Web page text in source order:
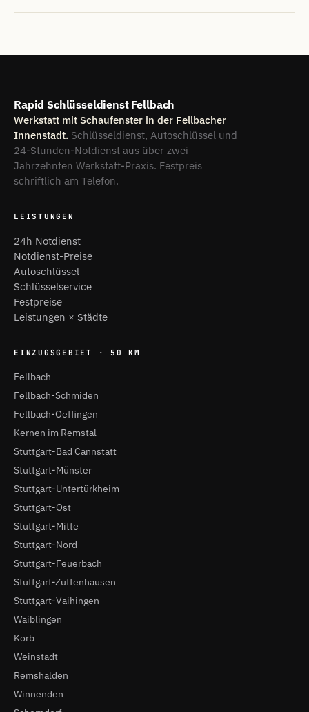
Rapid Schlüsseldienst Fellbach
Werkstatt mit Schaufenster in der Fellbacher
Innenstadt. Schlüsseldienst, Autoschlüssel und
24-Stunden-Notdienst aus über zwei
Jahrzehnten Werkstatt-Praxis. Festpreis
schriftlich am Telefon.
LEISTUNGEN
24h Notdienst
Notdienst-Preise
Autoschlüssel
Schlüsselservice
Festpreise
Leistungen × Städte
EINZUGSGEBIET · 50 KM
Fellbach
Fellbach-Schmiden
Fellbach-Oeffingen
Kernen im Remstal
Stuttgart-Bad Cannstatt
Stuttgart-Münster
Stuttgart-Untertürkheim
Stuttgart-Ost
Stuttgart-Mitte
Stuttgart-Nord
Stuttgart-Feuerbach
Stuttgart-Zuffenhausen
Stuttgart-Vaihingen
Waiblingen
Korb
Weinstadt
Remshalden
Winnenden